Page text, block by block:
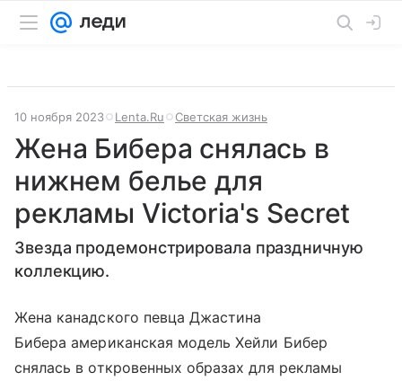
10 ноября 2023 Lenta.Ru Светская жизнь
Жена Бибера снялась в
нижнем белье для
рекламы Victoria's Secret
Звезда продемонстрировала праздничную
коллекцию.
Жена канадского певца Джастина
Бибера американская модель Хейли Бибер
снялась в откровенных образах для рекламы